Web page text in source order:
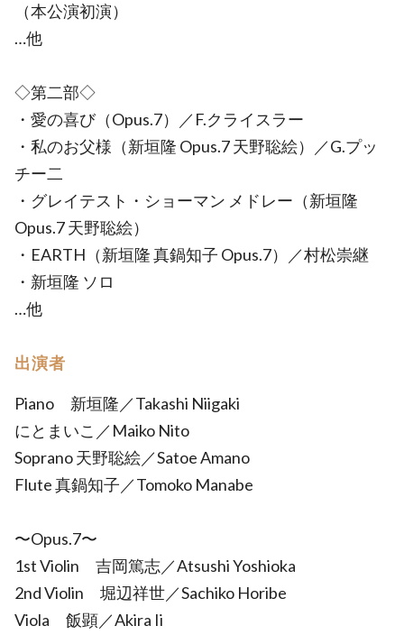
（本公演初演）
…他
◇第二部◇
・愛の喜び（Opus.7）／F.クライスラー
・私のお父様（新垣隆 Opus.7 天野聡絵）／G.プッ
チー二
・グレイテスト・ショーマン メドレー（新垣隆
Opus.7 天野聡絵）
・EARTH（新垣隆 真鍋知子 Opus.7）／村松崇継
・新垣隆 ソロ
…他
出演者
Piano 新垣隆／Takashi Niigaki
にとまいこ／Maiko Nito
Soprano 天野聡絵／Satoe Amano
Flute 真鍋知子／Tomoko Manabe
〜Opus.7〜
1st Violin 吉岡篤志／Atsushi Yoshioka
2nd Violin 堀辺祥世／Sachiko Horibe
Viola 飯顕／Akira Ii